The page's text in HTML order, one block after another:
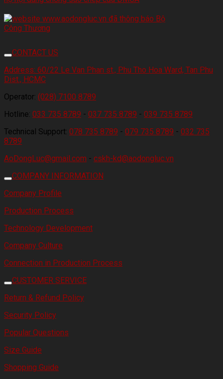
CONTACT US
Address: 60/22 Le Van Phan st., Phu Tho Hoa Ward, Tan Phu
Dist., HCMC
Operator: (028) 7100 8789
Hotline: 033 735 8789 - 037 735 8789 - 039 735 8789
Technical Support: 078 735 8789 - 079 735 8789 - 032 735
8789
AoDongLuc@gmail.com - cskh-kd@aodongluc.vn
COMPANY INFORMATION
Company Profile
Production Process
Technology Development
Company Culture
Connection in Production Process
CUSTOMER SERVICE
Return & Refund Policy
Security Policy
Popular Questions
Size Guide
Shopping Guide